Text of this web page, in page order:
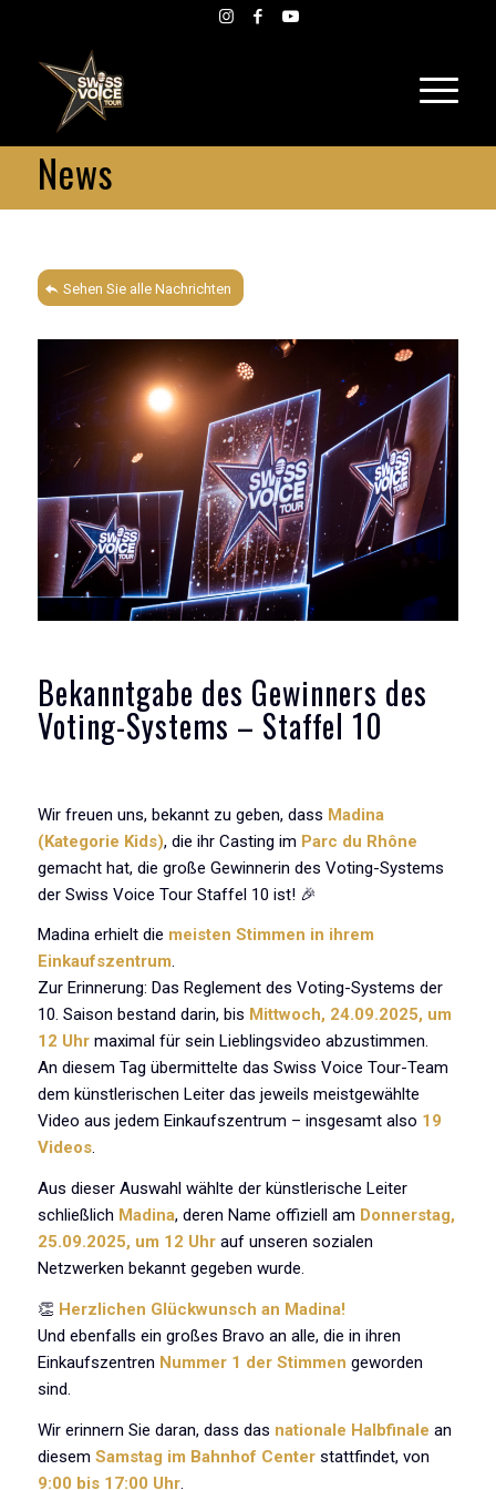
News
Sehen Sie alle Nachrichten
Bekanntgabe des Gewinners des
Voting-Systems – Staffel 10
Wir freuen uns, bekannt zu geben, dass Madina
(Kategorie Kids), die ihr Casting im Parc du Rhône
gemacht hat, die große Gewinnerin des Voting-Systems
der Swiss Voice Tour Staffel 10 ist! 🎉
Madina erhielt die meisten Stimmen in ihrem
Einkaufszentrum.
Zur Erinnerung: Das Reglement des Voting-Systems der
10. Saison bestand darin, bis Mittwoch, 24.09.2025, um
12 Uhrmaximal für sein Lieblingsvideo abzustimmen.
An diesem Tag übermittelte das Swiss Voice Tour-Team
dem künstlerischen Leiter das jeweils meistgewählte
Video aus jedem Einkaufszentrum – insgesamt also 19
Videos.
Aus dieser Auswahl wählte der künstlerische Leiter
schließlich Madina, deren Name offiziell am Donnerstag,
25.09.2025, um 12 Uhrauf unseren sozialen
Netzwerken bekannt gegeben wurde.
👏 Herzlichen Glückwunsch an Madina!
Und ebenfalls ein großes Bravo an alle, die in ihren
Einkaufszentren Nummer 1 der Stimmen geworden
sind.
Wir erinnern Sie daran, dass das nationale Halbfinale an
diesem Samstag im Bahnhof Centerstattfindet, von
9:00 bis 17:00 Uhr.